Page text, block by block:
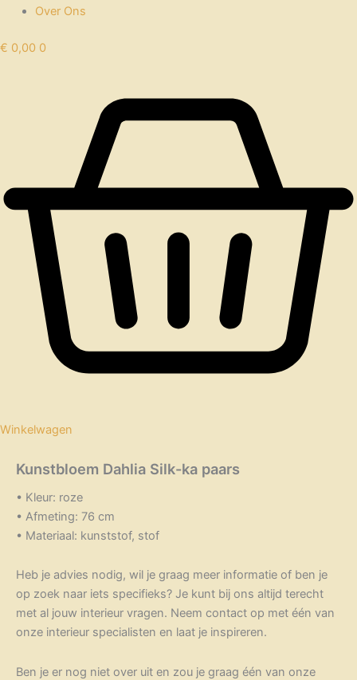
Over Ons
€ 0,00 0
Winkelwagen
Kunstbloem Dahlia Silk-ka paars
• Kleur: roze
• Afmeting: 76 cm
• Materiaal: kunststof, stof
Heb je advies nodig, wil je graag meer informatie of ben je
op zoek naar iets specifieks? Je kunt bij ons altijd terecht
met al jouw interieur vragen. Neem contact op met één van
onze interieur specialisten en laat je inspireren.
Ben je er nog niet over uit en zou je graag één van onze